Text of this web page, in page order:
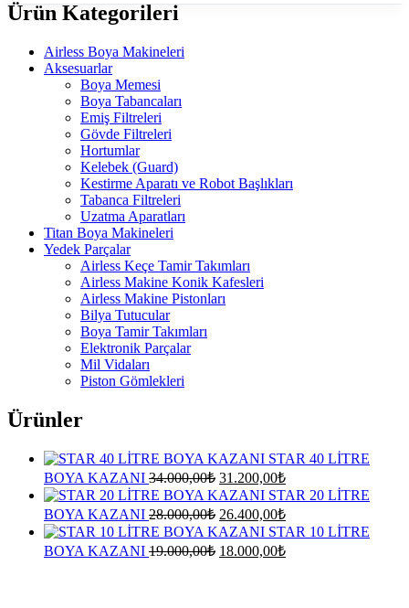
Ürün Kategorileri
Airless Boya Makineleri
Aksesuarlar
Boya Memesi
Boya Tabancaları
Emiş Filtreleri
Gövde Filtreleri
Hortumlar
Kelebek (Guard)
Kestirme Aparatı ve Robot Başlıkları
Tabanca Filtreleri
Uzatma Aparatları
Titan Boya Makineleri
Yedek Parçalar
Airless Keçe Tamir Takımları
Airless Makine Konik Kafesleri
Airless Makine Pistonları
Bilya Tutucular
Boya Tamir Takımları
Elektronik Parçalar
Mil Vidaları
Piston Gömlekleri
Ürünler
STAR 40 LİTRE
BOYA KAZANI 34.000,00₺ 31.200,00₺
STAR 20 LİTRE
BOYA KAZANI 28.000,00₺ 26.400,00₺
STAR 10 LİTRE
BOYA KAZANI 19.000,00₺ 18.000,00₺